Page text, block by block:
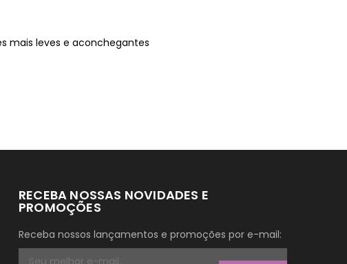
mais leves e aconchegantes
RECEBA NOSSAS NOVIDADES E
PROMOÇÕES
Receba nossos lançamentos e promoções por e-mail: